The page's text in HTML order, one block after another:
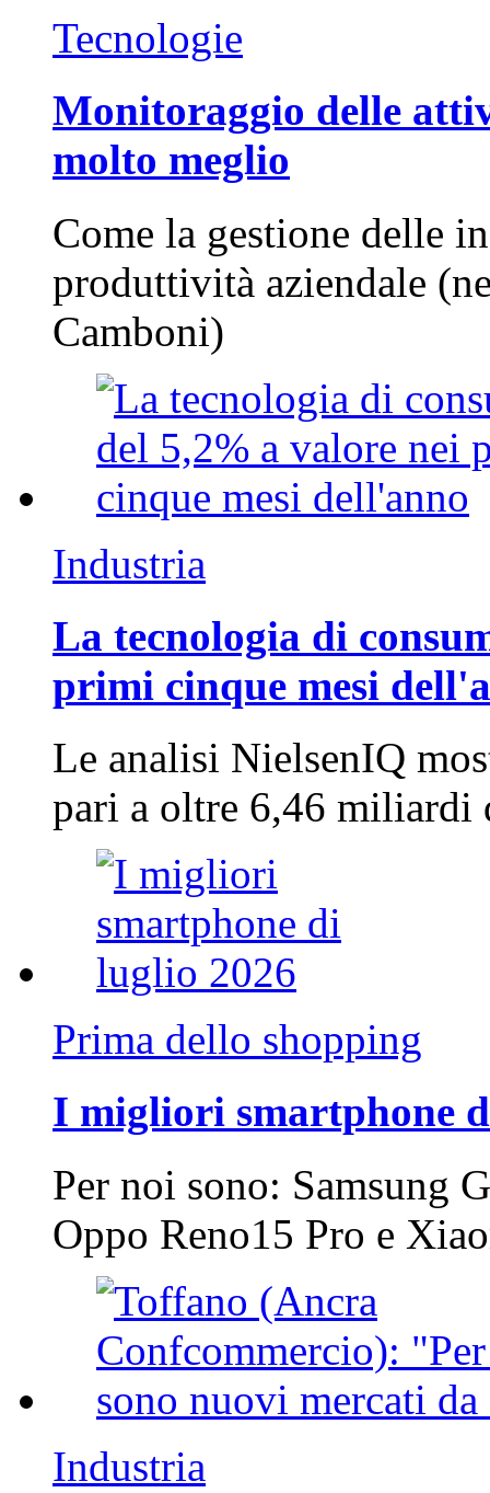
Tecnologie
Monitoraggio delle
molto meglio
Come la gestione delle
produttività aziendale
Camboni)
Industria
La tecnologia di
primi cinque mesi
Le analisi NielsenIQ
pari a oltre 6,46
Prima dello shopping
I migliori smartphone
Per noi sono: Samsung
Oppo Reno15 Pro e
Industria